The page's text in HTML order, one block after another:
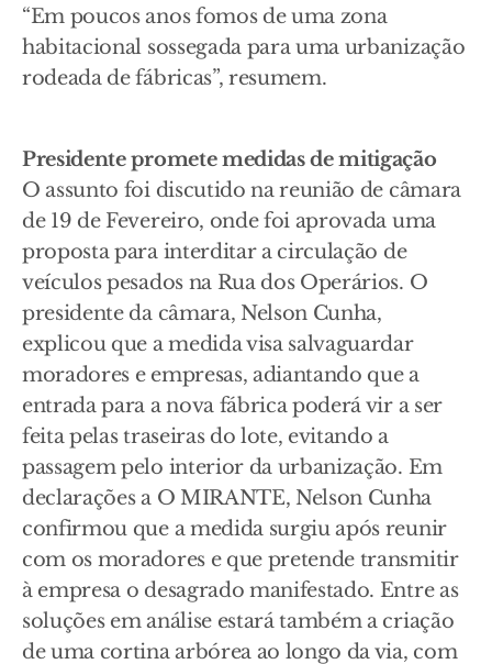
“Em poucos anos fomos de uma zona
habitacional sossegada para uma urbanização
rodeada de fábricas”, resumem.
Presidente promete medidas de mitigação
O assunto foi discutido na reunião de câmara
de 19 de Fevereiro, onde foi aprovada uma
proposta para interditar a circulação de
veículos pesados na Rua dos Operários. O
presidente da câmara, Nelson Cunha,
explicou que a medida visa salvaguardar
moradores e empresas, adiantando que a
entrada para a nova fábrica poderá vir a ser
feita pelas traseiras do lote, evitando a
passagem pelo interior da urbanização. Em
declarações a O MIRANTE, Nelson Cunha
confirmou que a medida surgiu após reunir
com os moradores e que pretende transmitir
à empresa o desagrado manifestado. Entre as
soluções em análise estará também a criação
de uma cortina arbórea ao longo da via, com